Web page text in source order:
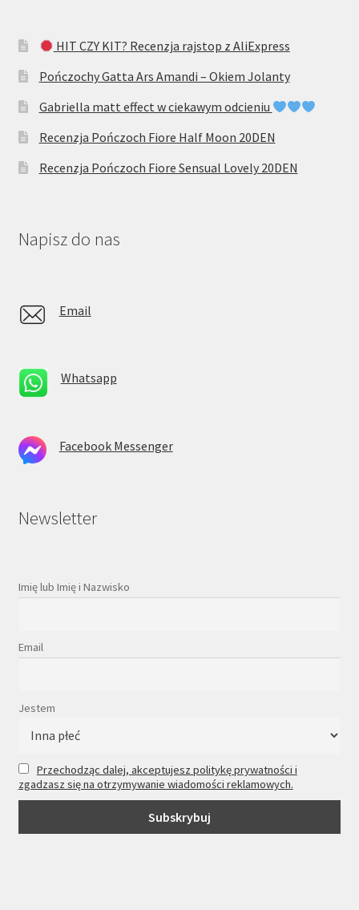
HIT CZY KIT? Recenzja rajstop z AliExpress
Pończochy Gatta Ars Amandi – Okiem Jolanty
Gabriella matt effect w ciekawym odcieniu
Recenzja Pończoch Fiore Half Moon 20DEN
Recenzja Pończoch Fiore Sensual Lovely 20DEN
Napisz do nas
Email
Whatsapp
Facebook Messenger
Newsletter
Imię lub Imię i Nazwisko
Email
Jestem
Przechodząc dalej, akceptujesz politykę prywatności i
zgadzasz się na otrzymywanie wiadomości reklamowych.